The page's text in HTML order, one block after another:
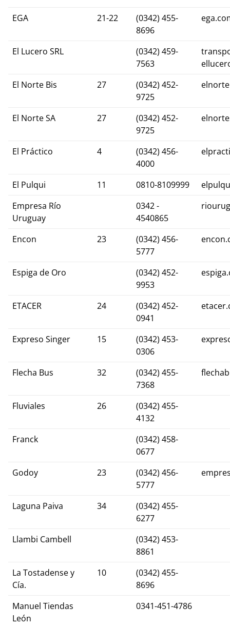
EGA
21-22
(0342) 455-
8696
El Lucero SRL
(0342) 459-
7563
El Norte Bis
27
(0342) 452-
9725
El Norte SA 27
(0342) 452-
9725
El Práctico 4
(0342) 456-
4000
El Pulqui 11 0810-8109999
Empresa Río
Uruguay
0342 -
4540865
Encon 23
(0342) 456-
5777
Espiga de Oro
(0342) 452-
9953
ETACER 24
(0342) 452-
0941
Expreso Singer 15
(0342) 453-
0306
Flecha Bus 32
(0342) 455-
7368
Fluviales 26
(0342) 455-
4132
Franck
(0342) 458-
0677
Godoy
23
(0342) 456-
5777
Laguna Paiva 34
(0342) 455-
6277
Llambi Cambell
(0342) 453-
8861
La Tostadense y
Cía.
10
(0342) 455-
8696
Manuel Tiendas
León
0341-451-4786